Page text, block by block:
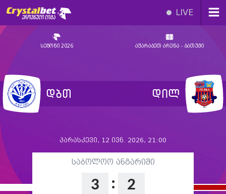
LIVE
სეზონი 2026 აჭარაბეთ არენა - ბათუმი
დბთ დილ
პარასკევი, 12 ივნ. 2026, 21:00
საბოლოო ანგარიში
3 : 2